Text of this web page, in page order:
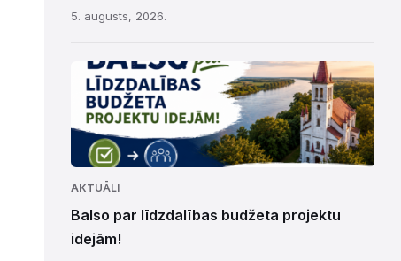
5. augusts, 2026.
AKTUĀLI
Balso par līdzdalības budžeta projektu
idejām!